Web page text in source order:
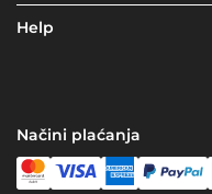
Help
Načini plaćanja